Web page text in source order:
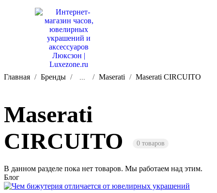
Главная Бренды ... Maserati Maserati CIRCUITO
Maserati
CIRCUITO
0 товаров
В данном разделе пока нет товаров. Мы работаем над этим.
Блог